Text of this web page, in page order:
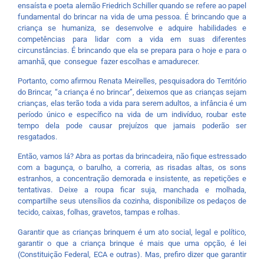
ensaísta e poeta alemão Friedrich Schiller quando se refere ao papel
fundamental do brincar na vida de uma pessoa. É brincando que a
criança se humaniza, se desenvolve e adquire habilidades e
competências para lidar com a vida em suas diferentes
circunstâncias. É brincando que ela se prepara para o hoje e para o
amanhã, que consegue fazer escolhas e amadurecer.
Portanto, como afirmou Renata Meirelles, pesquisadora do Território
do Brincar, “a criança é no brincar”, deixemos que as crianças sejam
crianças, elas terão toda a vida para serem adultos, a infância é um
período único e específico na vida de um indivíduo, roubar este
tempo dela pode causar prejuízos que jamais poderão ser
resgatados.
Então, vamos lá? Abra as portas da brincadeira, não fique estressado
com a bagunça, o barulho, a correria, as risadas altas, os sons
estranhos, a concentração demorada e insistente, as repetições e
tentativas. Deixe a roupa ficar suja, manchada e molhada,
compartilhe seus utensílios da cozinha, disponibilize os pedaços de
tecido, caixas, folhas, gravetos, tampas e rolhas.
Garantir que as crianças brinquem é um ato social, legal e político,
garantir o que a criança brinque é mais que uma opção, é lei
(Constituição Federal, ECA e outras). Mas, prefiro dizer que garantir